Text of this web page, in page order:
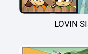
LOVIN